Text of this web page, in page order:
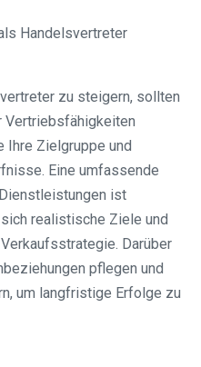
Handelsvertreter
zu steigern, sollten
Vertriebsfähigkeiten
Ihre Zielgruppe und
Eine umfassende
ist
realistische Ziele und
Darüber
pflegen und
um langfristige Erfolge zu